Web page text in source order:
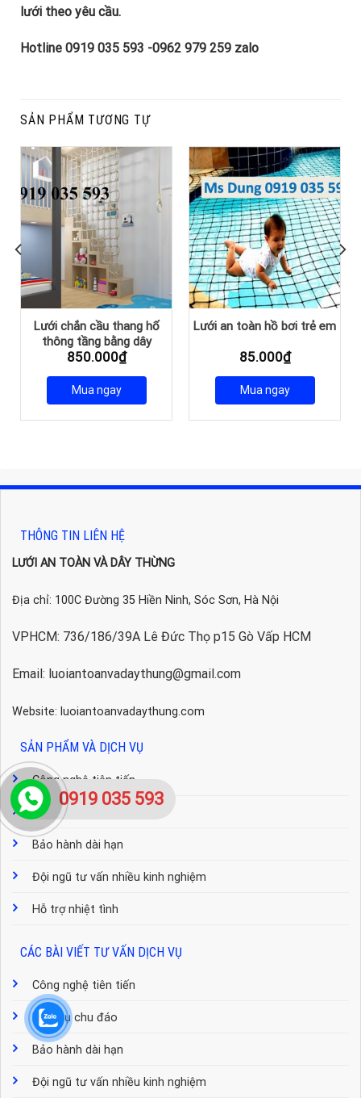
lưới theo yêu cầu.
Hotline 0919 035 593 -0962 979 259 zalo
SẢN PHẨM TƯƠNG TỰ
Lưới chắn cầu thang hố
thông tầng bằng dây
thừng tự nhiên
850.000₫
Mua ngay
Lưới an toàn hồ bơi trẻ em
85.000₫
Mua ngay
THÔNG TIN LIÊN HỆ
LƯỚI AN TOÀN VÀ DÂY THỪNG
Địa chỉ: 100C Đường 35 Hiền Ninh, Sóc Sơn, Hà Nội
VPHCM: 736/186/39A Lê Đức Thọ p15 Gò Vấp HCM
Email: luoiantoanvadaythung@gmail.com
Website: luoiantoanvadaythung.com
SẢN PHẨM VÀ DỊCH VỤ
Công nghệ tiên tiến
Dịch vụ chu đáo
Bảo hành dài hạn
Đội ngũ tư vấn nhiều kinh nghiệm
Hỗ trợ nhiệt tình
CÁC BÀI VIẾT TƯ VẤN DỊCH VỤ
Công nghệ tiên tiến
Dịch vụ chu đáo
Bảo hành dài hạn
Đội ngũ tư vấn nhiều kinh nghiệm
0919 035 593